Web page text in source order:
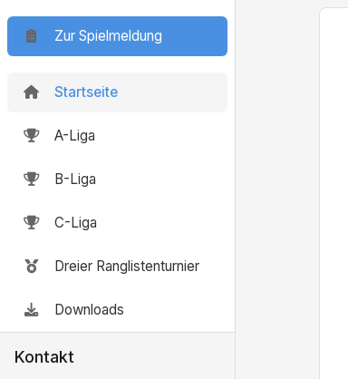
Zur Spielmeldung
Startseite
A-Liga
B-Liga
C-Liga
Dreier Ranglistenturnier
Downloads
Kontakt